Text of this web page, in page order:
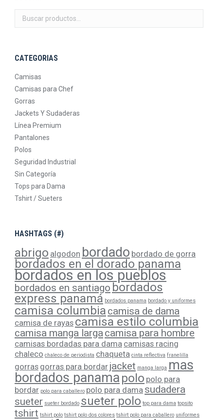
CATEGORIAS
Camisas
Camisas para Chef
Gorras
Jackets Y Sudaderas
Línea Premium
Pantalones
Polos
Seguridad Industrial
Sin Categoría
Tops para Dama
Tshirt / Sueters
HASHTAGS (#)
abrigo algodon bordado bordado de gorra
bordados en el dorado panama
bordados en los pueblos
bordados en santiago bordados
express panamá bordados panama bordado y uniformes
camisa columbia camisa de dama
camisa de rayas camisa estilo columbia
camisa manga larga camisa para hombre
camisas bordadas para dama camisas racing
chaleco chaleco de periodista chaqueta cinta reflectiva franelilla
gorras gorras para bordar jacket manga larga mas
bordados panama polo polo para
bordar polo para caballero polo para dama sudadera
sueter sueter bordado sueter polo top para dama topsito
tshirt tshirt polo tshirt polo dos colores tshirt polo para caballero uniformes